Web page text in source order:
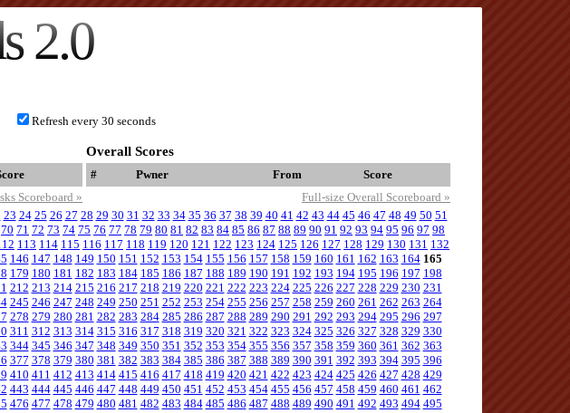
2.0
Refresh every 30 seconds
Overall Scores
Scoreboard »
# Pwner From
Score
Full-size Overall Scoreboard »
23 24 25 26 27 28 29 30 31 32 33 34 35 36 37 38 39 40 41 42 43 44 45 46 47 48 49 50 51
70 71 72 73 74 75 76 77 78 79 80 81 82 83 84 85 86 87 88 89 90 91 92 93 94 95 96 97 98
113 114 115 116 117 118 119 120 121 122 123 124 125 126 127 128 129 130 131 132
146 147 148 149 150 151 152 153 154 155 156 157 158 159 160 161 162 163 164 165
179 180 181 182 183 184 185 186 187 188 189 190 191 192 193 194 195 196 197 198
212 213 214 215 216 217 218 219 220 221 222 223 224 225 226 227 228 229 230 231
245 246 247 248 249 250 251 252 253 254 255 256 257 258 259 260 261 262 263 264
278 279 280 281 282 283 284 285 286 287 288 289 290 291 292 293 294 295 296 297
311 312 313 314 315 316 317 318 319 320 321 322 323 324 325 326 327 328 329 330
344 345 346 347 348 349 350 351 352 353 354 355 356 357 358 359 360 361 362 363
377 378 379 380 381 382 383 384 385 386 387 388 389 390 391 392 393 394 395 396
410 411 412 413 414 415 416 417 418 419 420 421 422 423 424 425 426 427 428 429
443 444 445 446 447 448 449 450 451 452 453 454 455 456 457 458 459 460 461 462
476 477 478 479 480 481 482 483 484 485 486 487 488 489 490 491 492 493 494 495